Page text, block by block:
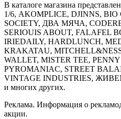
В каталоге магазина
1/6, AKOMPLICE, DJINNS,
SOCIETY, ДВА МЯЧА,
SERIOUIS ABOUT, FALAFEL
IRIEDAILY, HARDLUNCH,
KRAKATAU,
WALLET, MISTER TEE,
PYROMANIAC, STREET
VINTAGE INDUSTRIES,
и многих других.
Реклама. Информация о
акции.